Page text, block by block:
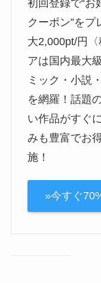
初回登録で“お
クーポン”を
大2,000pt/円
アは国内最大
ミック・小説
を網羅！話題
い作品がすぐ
みも豊富でお
施！
»今すぐ